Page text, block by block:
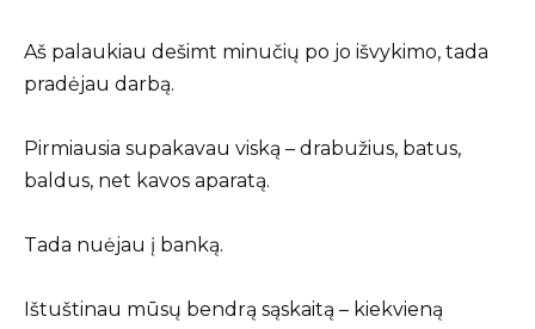
Aš palaukiau dešimt minučių po jo išvykimo, tada
pradėjau darbą.
Pirmiausia supakavau viską – drabužius, batus,
baldus, net kavos aparatą.
Tada nuėjau į banką.
Ištuštinau mūsų bendrą sąskaitą – kiekvieną